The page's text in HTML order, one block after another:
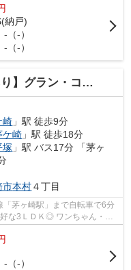
納戸)
（-）
（-）
ン・コート湘南茅ヶ崎
崎 」駅 徒歩9分
ケ崎 」駅 徒歩18分
塚 」駅 バス17分 「茅ヶ
市本村４丁目
茅ヶ崎駅」まで自転車で6分
な3ＬＤＫ◎ ワンちゃん・猫
（-）